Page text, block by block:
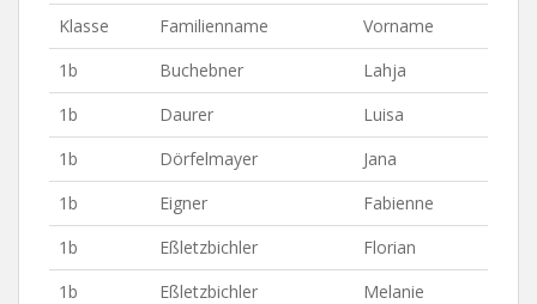
Klasse Familienname
Vorname
1b
Buchebner
Lahja
1b
Daurer
Luisa
1b
Dörfelmayer
Jana
1b
Eigner
Fabienne
1b
Eßletzbichler
Florian
1b
Eßletzbichler
Melanie